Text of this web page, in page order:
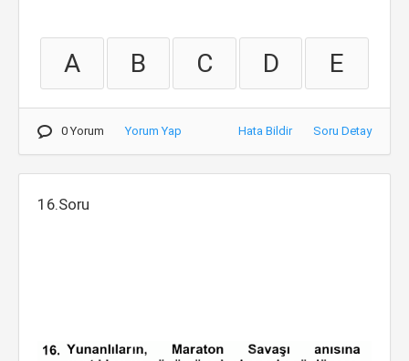
A B C D E
0 Yorum Yorum Yap Hata Bildir Soru Detay
16.Soru